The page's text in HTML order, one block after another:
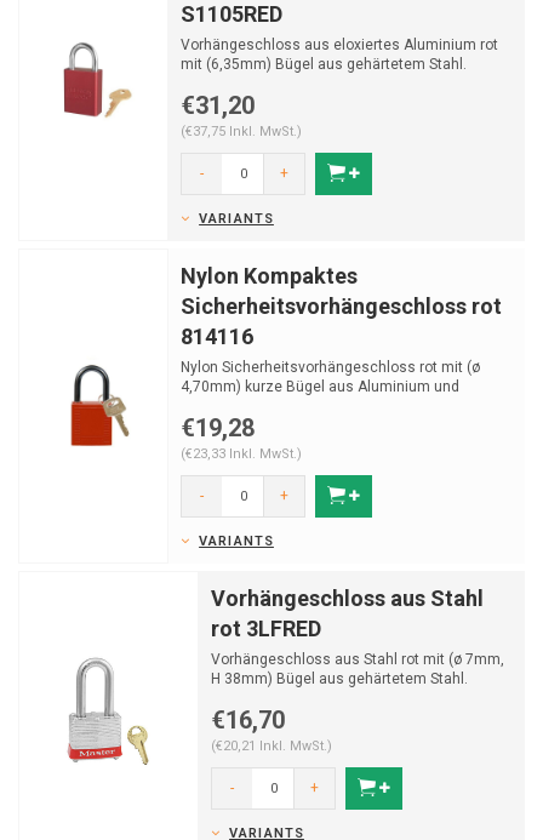
S1105RED
Vorhängeschloss aus eloxiertes Aluminium rot
mit (6,35mm) Bügel aus gehärtetem Stahl.
€31,20
(€37,75 Inkl. MwSt.)
- +
VARIANTS
Nylon Kompaktes
Sicherheitsvorhängeschloss rot
814116
Nylon Sicherheitsvorhängeschloss rot mit (ø
4,70mm) kurze Bügel aus Aluminium und
€19,28
(€23,33 Inkl. MwSt.)
- +
VARIANTS
Vorhängeschloss aus Stahl
rot 3LFRED
Vorhängeschloss aus Stahl rot mit (ø 7mm,
H 38mm) Bügel aus gehärtetem Stahl.
€16,70
(€20,21 Inkl. MwSt.)
- +
VARIANTS